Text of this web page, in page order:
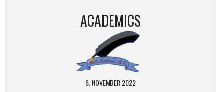
ACADEMICS
6. NOVEMBER 2022